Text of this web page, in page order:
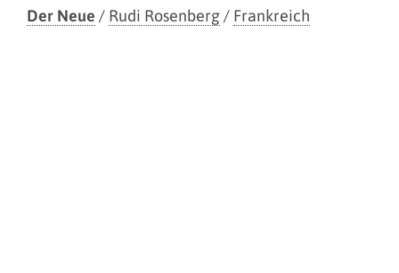
Der Neue / Rudi Rosenberg/ Frankreich